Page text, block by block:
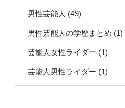
男性芸能人 (49)
男性芸能人の学歴まとめ (1)
芸能人女性ライダー (1)
芸能人男性ライダー (1)